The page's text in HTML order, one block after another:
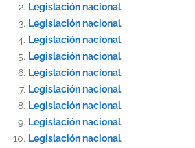
Legislación nacional
Legislación nacional
Legislación nacional
Legislación nacional
Legislación nacional
Legislación nacional
Legislación nacional
Legislación nacional
Legislación nacional